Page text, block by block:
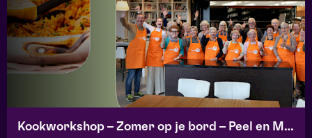
Kookworkshop – Zomer op je bord – Peel en Maas